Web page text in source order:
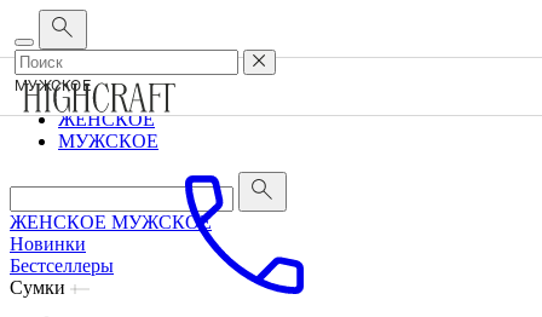
Корпоративным клиентам • О бренде
ЖЕНСКОЕ
МУЖСКОЕ
ЖЕНСКОЕ МУЖСКОЕ
Новинки
Бестселлеры
Сумки
МУЖСКОЕ